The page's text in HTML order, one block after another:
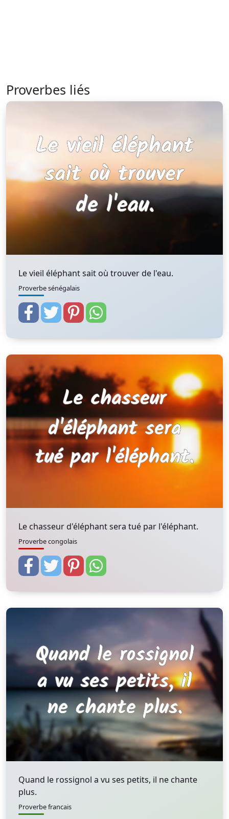
Proverbes liés
Le vieil éléphant sait où trouver de l'eau.
Proverbe sénégalais
Le chasseur d'éléphant sera tué par l'éléphant.
Proverbe congolais
Quand le rossignol a vu ses petits, il ne chante
plus.
Proverbe francais